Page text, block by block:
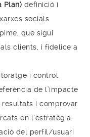
Plan) definició i
socials
que sigui
clients, i fidelice a
i control
de l’impacte
i comprovar
en l’estratègia.
del perfil/usuari